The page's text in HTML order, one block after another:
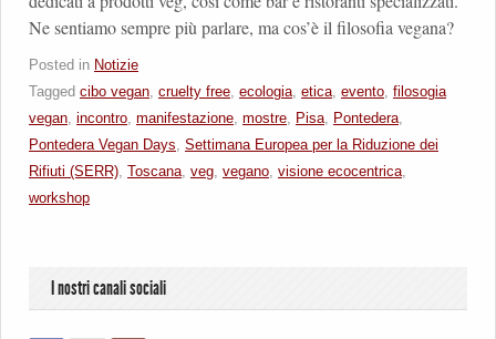
Ne sentiamo sempre più parlare, ma cos’è il filosofia vegana?
Posted in Notizie
Tagged cibo vegan, cruelty free, ecologia, etica, evento, filosogia
vegan, incontro, manifestazione, mostre, Pisa, Pontedera,
Pontedera Vegan Days, Settimana Europea per la Riduzione dei
Rifiuti (SERR), Toscana, veg, vegano, visione ecocentrica,
workshop
I nostri canali sociali